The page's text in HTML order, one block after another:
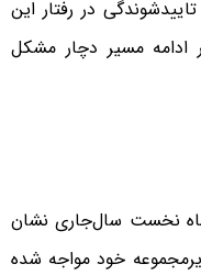
در رفتار این
ادامه مسیر دچار مشکل
به عملکرد صنایع بورسی در ۱۰ ماه نخست سال‌جاری نشان
خود مواجه شده